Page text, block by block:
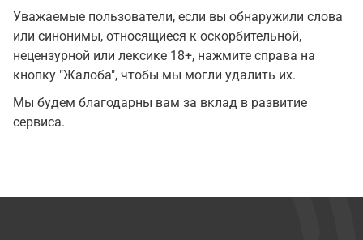
Уважаемые пользователи, если вы обнаружили слова
или синонимы, относящиеся к оскорбительной,
нецензурной или лексике 18+, нажмите справа на
кнопку "Жалоба", чтобы мы могли удалить их.
Мы будем благодарны вам за вклад в развитие
сервиса.